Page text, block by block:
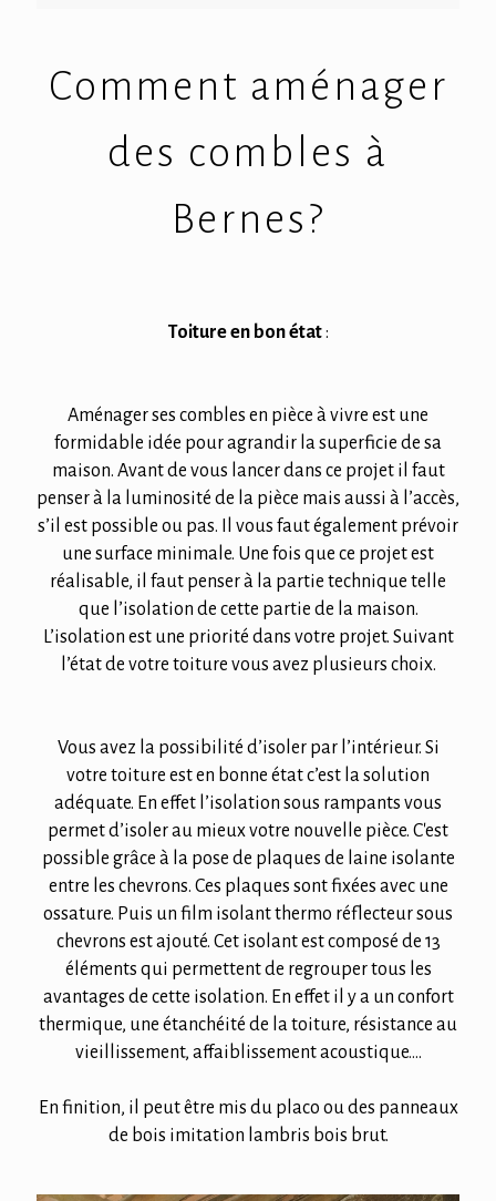
Comment aménager
des combles à
Bernes?
Toiture en bon état:
Aménager ses combles en pièce à vivre est une
formidable idée pour agrandir la superficie de sa
maison. Avant de vous lancer dans ce projet il faut
penser à la luminosité de la pièce mais aussi à l’accès,
s’il est possible ou pas. Il vous faut également prévoir
une surface minimale. Une fois que ce projet est
réalisable, il faut penser à la partie technique telle
que l’isolation de cette partie de la maison.
L’isolation est une priorité dans votre projet. Suivant
l’état de votre toiture vous avez plusieurs choix.
Vous avez la possibilité d’isoler par l’intérieur. Si
votre toiture est en bonne état c’est la solution
adéquate. En effet l’isolation sous rampants vous
permet d’isoler au mieux votre nouvelle pièce. C'est
possible grâce à la pose de plaques de laine isolante
entre les chevrons. Ces plaques sont fixées avec une
ossature. Puis un film isolant thermo réflecteur sous
chevrons est ajouté. Cet isolant est composé de 13
éléments qui permettent de regrouper tous les
avantages de cette isolation. En effet il y a un confort
thermique, une étanchéité de la toiture, résistance au
vieillissement, affaiblissement acoustique….
En finition, il peut être mis du placo ou des panneaux
de bois imitation lambris bois brut.